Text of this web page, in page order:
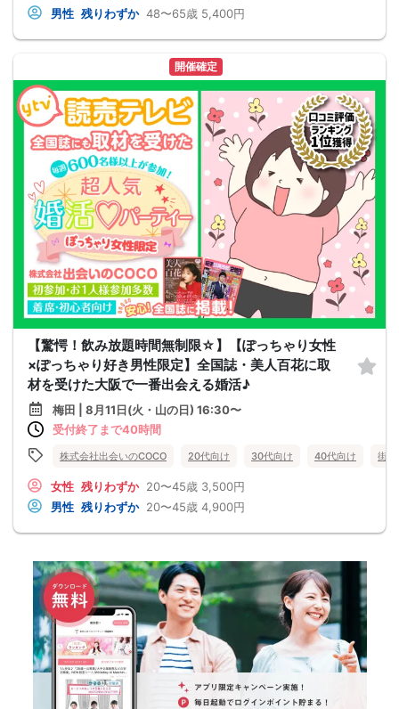
男性 残りわずか 48〜65歳 5,400円
開催確定
【驚愕！飲み放題時間無制限☆】【ぽっちゃり女性
×ぽっちゃり好き男性限定】全国誌・美人百花に取
材を受けた大阪で一番出会える婚活♪
梅田 | 8月11日(火・山の日) 16:30〜
受付終了まで40時間
株式会社出会いのCOCO 20代向け 30代向け 40代向け 街
女性 残りわずか 20〜45歳 3,500円
男性 残りわずか 20〜45歳 4,900円